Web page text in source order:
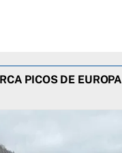
PICOS DE EUROPA